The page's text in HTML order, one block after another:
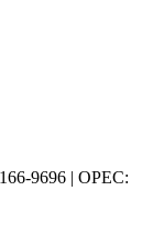
9696 | OPEC: